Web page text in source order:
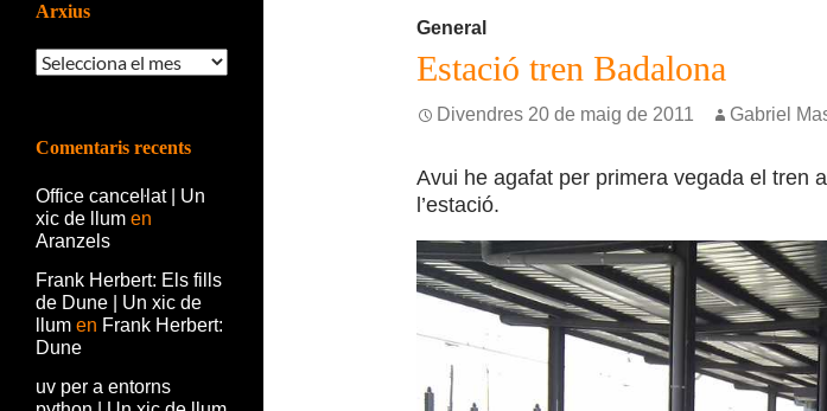
General
Estació tren Badalona
Divendres 20 de maig de 2011 Gabriel
Avui he agafat per primera vegada el tren
l’estació.
Arxius
Arxius
Comentaris recents
Office canceŀlat | Un
xic de llum en
Aranzels
Frank Herbert: Els fills
de Dune | Un xic de
llum en Frank Herbert:
Dune
uv per a entorns